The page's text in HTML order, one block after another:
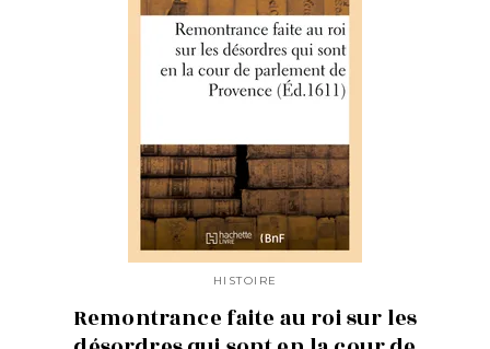
HISTOIRE
Remontrance faite au roi sur les